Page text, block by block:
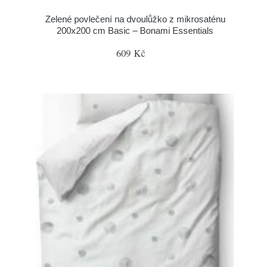
Zelené povlečení na dvoulůžko z mikrosaténu
200x200 cm Basic – Bonami Essentials
609 Kč